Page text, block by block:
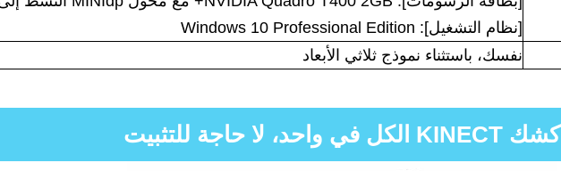
[نظام التشغيل]: Windows 10 Professional Edition
نفسك، باستثناء نموذج ثلاثي الأبعاد
كشك KINECT الكل في واحد، لا حاجة للتثبيت